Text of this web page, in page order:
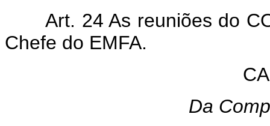
Art. 24 As reuniões do
Chefe do EMFA.
Da